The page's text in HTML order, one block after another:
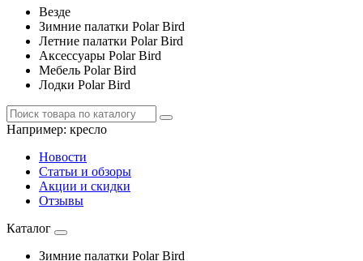
Везде
Зимние палатки Polar Bird
Летние палатки Polar Bird
Аксессуары Polar Bird
Мебель Polar Bird
Лодки Polar Bird
Например: кресло
Новости
Статьи и обзоры
Акции и скидки
Отзывы
Каталог
Зимние палатки Polar Bird